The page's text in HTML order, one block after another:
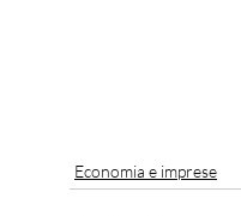
Economia e imprese